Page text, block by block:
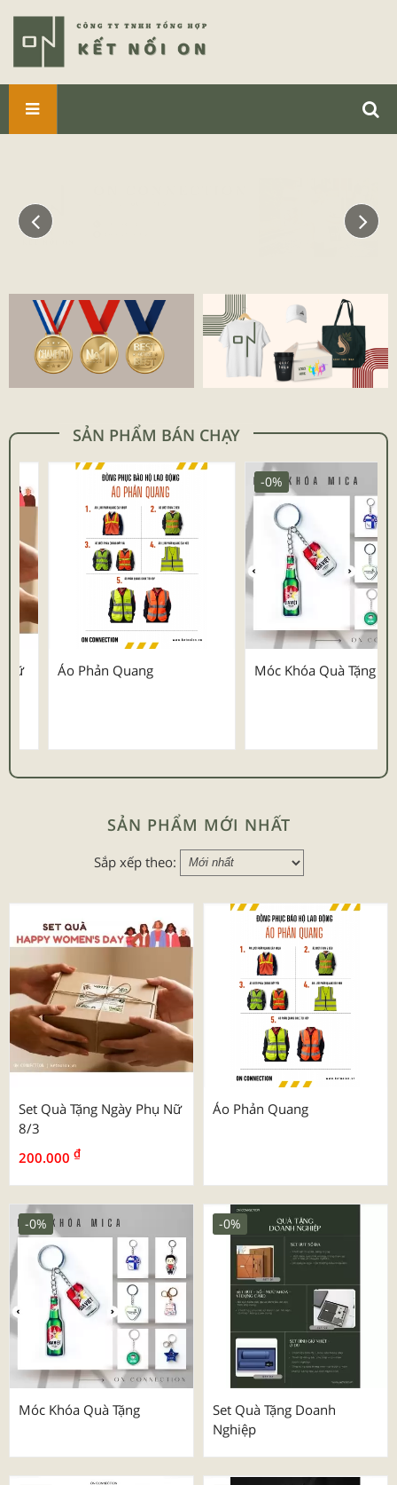
SẢN PHẨM BÁN CHẠY
Áo Phản Quang Móc Khóa Quà Tặng
-0%
SẢN PHẨM MỚI NHẤT
Sắp xếp theo:
Set Quà Tặng Ngày Phụ Nữ
8/3
200.000 ₫
Áo Phản Quang
Móc Khóa Quà Tặng
-0%
Set Quà Tặng Doanh
Nghiệp
-0%